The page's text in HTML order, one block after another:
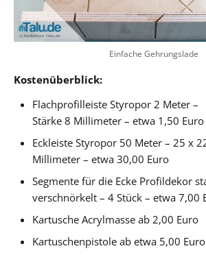
Einfache Gehrungslade
Kostenüberblick:
Flachprofilleiste Styropor 2 Meter –
Stärke 8 Millimeter – etwa 1,50 Euro
Eckleiste Styropor 50 Meter – 25 x
Millimeter – etwa 30,00 Euro
Segmente für die Ecke Profildekor
verschnörkelt – 4 Stück – etwa 7,00
Kartusche Acrylmasse ab 2,00 Euro
Kartuschenpistole ab etwa 5,00 Euro